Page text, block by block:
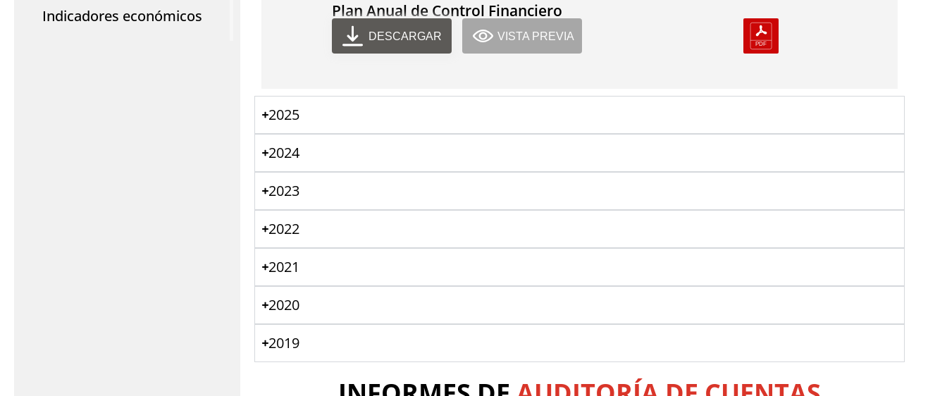
Indicadores económicos Plan Anual de Control Financiero
DESCARGAR VISTA PREVIA
2025
2024
2023
2022
2021
2020
2019